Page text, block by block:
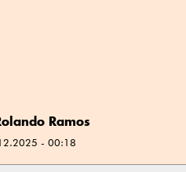
Ramos
- 00:18